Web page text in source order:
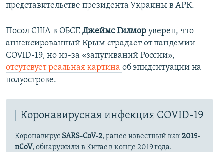
представительстве президента Украины в АРК.
Посол США в ОБСЕ Джеймс Гилмор уверен, что
аннексированный Крым страдает от пандемии
COVID-19, но из-за «запугиваний России»,
отсутсвует реальная картина об эпидситуации на
полуострове.
Коронавирусная инфекция COVID-19
Коронавирус SARS-CoV-2, ранее известный как2019-
nCoV, обнаружили в Китае в конце 2019 года.